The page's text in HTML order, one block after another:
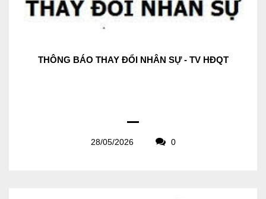
THÔNG BÁO THAY ĐỔI NHÂN SỰ - TV HĐQT
28/05/2026 0